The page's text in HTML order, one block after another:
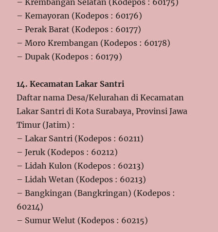
– Kemayoran (Kodepos : 60176)
– Perak Barat (Kodepos : 60177)
– Moro Krembangan (Kodepos : 60178)
– Dupak (Kodepos : 60179)
14. Kecamatan Lakar Santri
Daftar nama Desa/Kelurahan di Kecamatan
Lakar Santri di Kota Surabaya, Provinsi Jawa
Timur (Jatim) :
– Lakar Santri (Kodepos : 60211)
– Jeruk (Kodepos : 60212)
– Lidah Kulon (Kodepos : 60213)
– Lidah Wetan (Kodepos : 60213)
– Bangkingan (Bangkringan) (Kodepos :
60214)
– Sumur Welut (Kodepos : 60215)